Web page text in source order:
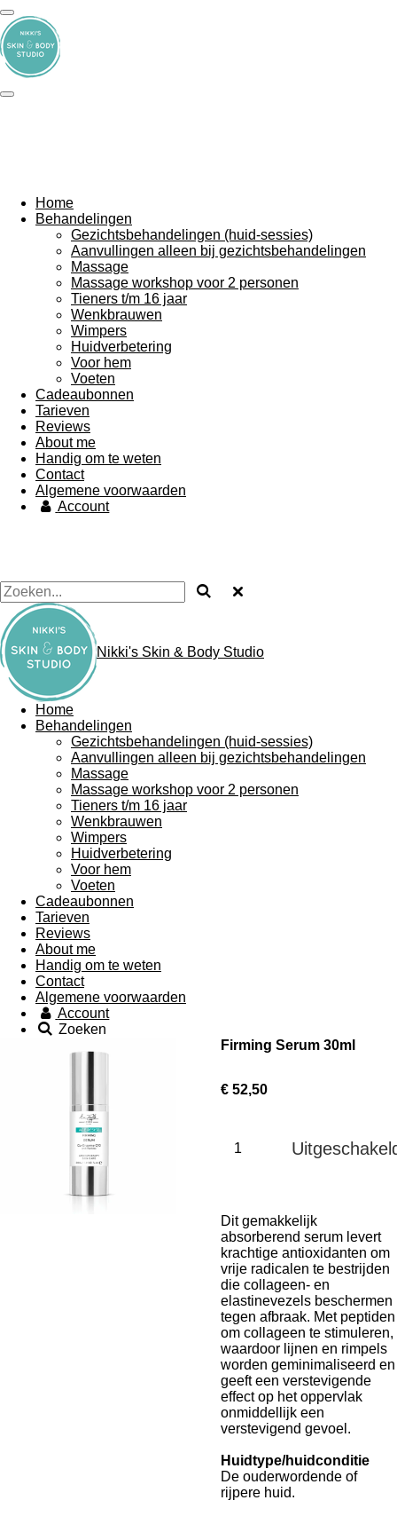
Ga
direct
naar
de
hoofdinhoud
Home
Behandelingen
Gezichtsbehandelingen (huid-sessies)
Aanvullingen alleen bij gezichtsbehandelingen
Massage
Massage workshop voor 2 personen
Tieners t/m 16 jaar
Wenkbrauwen
Wimpers
Huidverbetering
Voor hem
Voeten
Cadeaubonnen
Tarieven
Reviews
About me
Handig om te weten
Contact
Algemene voorwaarden
Account
Nikki's Skin & Body Studio
Home
Behandelingen
Gezichtsbehandelingen (huid-sessies)
Aanvullingen alleen bij gezichtsbehandelingen
Massage
Massage workshop voor 2 personen
Tieners t/m 16 jaar
Wenkbrauwen
Wimpers
Huidverbetering
Voor hem
Voeten
Cadeaubonnen
Tarieven
Reviews
About me
Handig om te weten
Contact
Algemene voorwaarden
Account
Zoeken
Firming Serum 30ml
€ 52,50
Dit gemakkelijk
absorberend serum levert
krachtige antioxidanten om
vrije radicalen te bestrijden
die collageen- en
elastinevezels beschermen
tegen afbraak. Met peptiden
om collageen te stimuleren,
waardoor lijnen en rimpels
worden geminimaliseerd en
geeft een verstevigende
effect op het oppervlak
onmiddellijk een
verstevigend gevoel.
Huidtype/huidconditie
De ouderwordende of
rijpere huid.